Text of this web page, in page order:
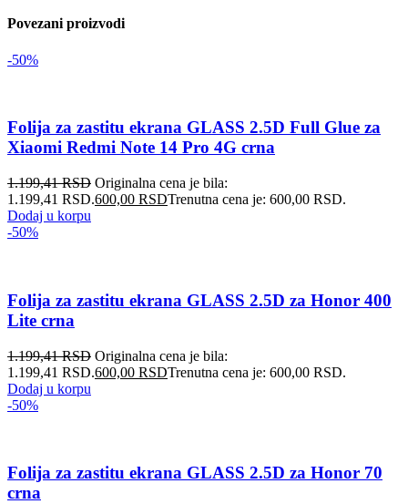
Povezani proizvodi
-50%
Folija za zastitu ekrana GLASS 2.5D Full Glue za
Xiaomi Redmi Note 14 Pro 4G crna
1.199,41RSD Originalna cena je bila:
1.199,41 RSD.600,00 RSDTrenutna cena je: 600,00 RSD.
Dodaj u korpu
-50%
Folija za zastitu ekrana GLASS 2.5D za Honor 400
Lite crna
1.199,41RSD Originalna cena je bila:
1.199,41 RSD.600,00 RSDTrenutna cena je: 600,00 RSD.
Dodaj u korpu
-50%
Folija za zastitu ekrana GLASS 2.5D za Honor 70
crna